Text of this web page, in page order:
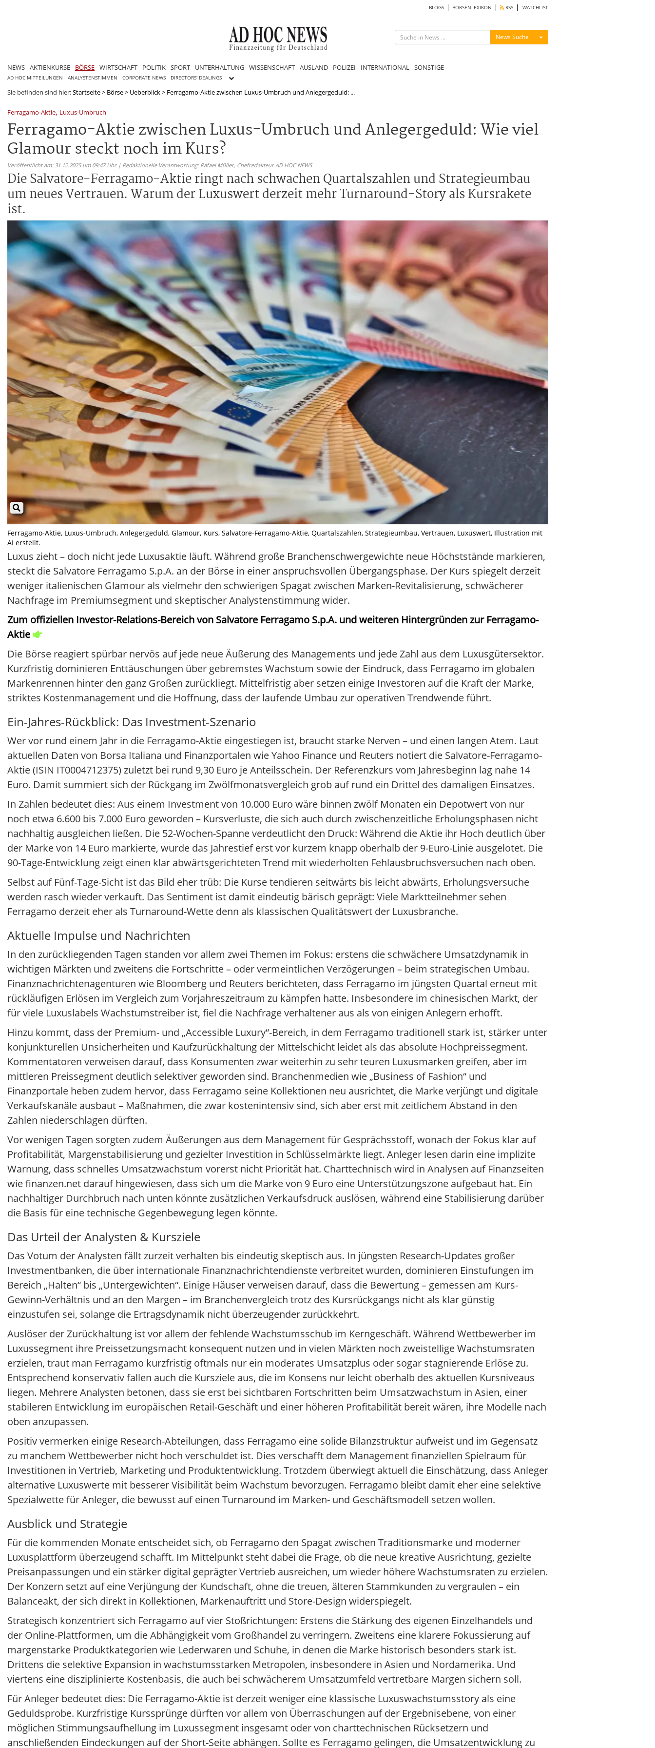
BLOGS BÖRSENLEXIKON RSS WATCHLIST
News Suche Menü ein-/ausblenden
NEWS AKTIENKURSE BÖRSE WIRTSCHAFT POLITIK SPORT UNTERHALTUNG WISSENSCHAFT AUSLAND POLIZEI INTERNATIONAL SONSTIGE
AD HOC MITTEILUNGEN ANALYSTENSTIMMEN CORPORATE NEWS DIRECTORS' DEALINGS
Sie befinden sind hier:Startseite> Börse> Ueberblick> Ferragamo-Aktie zwischen Luxus-Umbruch und Anlegergeduld: ...
Ferragamo-Aktie, Luxus-Umbruch
Ferragamo-Aktie zwischen Luxus-Umbruch und Anlegergeduld: Wie viel
Glamour steckt noch im Kurs?
Veröffentlicht am: 31.12.2025 um 09:47 Uhr | Redaktionelle Verantwortung: Rafael Müller, Chefredakteur AD HOC NEWS
Die Salvatore-Ferragamo-Aktie ringt nach schwachen Quartalszahlen und Strategieumbau
um neues Vertrauen. Warum der Luxuswert derzeit mehr Turnaround-Story als Kursrakete
ist.
Ferragamo-Aktie, Luxus-Umbruch, Anlegergeduld, Glamour, Kurs, Salvatore-Ferragamo-Aktie, Quartalszahlen, Strategieumbau, Vertrauen, Luxuswert, Illustration mit
AI erstellt.
Luxus zieht – doch nicht jede Luxusaktie läuft. Während große Branchenschwergewichte neue Höchststände markieren,
steckt die Salvatore Ferragamo S.p.A. an der Börse in einer anspruchsvollen Übergangsphase. Der Kurs spiegelt derzeit
weniger italienischen Glamour als vielmehr den schwierigen Spagat zwischen Marken-Revitalisierung, schwächerer
Nachfrage im Premiumsegment und skeptischer Analystenstimmung wider.
Zum offiziellen Investor-Relations-Bereich von Salvatore Ferragamo S.p.A. und weiteren Hintergründen zur Ferragamo-
Aktie
Die Börse reagiert spürbar nervös auf jede neue Äußerung des Managements und jede Zahl aus dem Luxusgütersektor.
Kurzfristig dominieren Enttäuschungen über gebremstes Wachstum sowie der Eindruck, dass Ferragamo im globalen
Markenrennen hinter den ganz Großen zurückliegt. Mittelfristig aber setzen einige Investoren auf die Kraft der Marke,
striktes Kostenmanagement und die Hoffnung, dass der laufende Umbau zur operativen Trendwende führt.
Ein-Jahres-Rückblick: Das Investment-Szenario
Wer vor rund einem Jahr in die Ferragamo-Aktie eingestiegen ist, braucht starke Nerven – und einen langen Atem. Laut
aktuellen Daten von Borsa Italiana und Finanzportalen wie Yahoo Finance und Reuters notiert die Salvatore-Ferragamo-
Aktie (ISIN IT0004712375) zuletzt bei rund 9,30 Euro je Anteilsschein. Der Referenzkurs vom Jahresbeginn lag nahe 14
Euro. Damit summiert sich der Rückgang im Zwölfmonatsvergleich grob auf rund ein Drittel des damaligen Einsatzes.
In Zahlen bedeutet dies: Aus einem Investment von 10.000 Euro wäre binnen zwölf Monaten ein Depotwert von nur
noch etwa 6.600 bis 7.000 Euro geworden – Kursverluste, die sich auch durch zwischenzeitliche Erholungsphasen nicht
nachhaltig ausgleichen ließen. Die 52-Wochen-Spanne verdeutlicht den Druck: Während die Aktie ihr Hoch deutlich über
der Marke von 14 Euro markierte, wurde das Jahrestief erst vor kurzem knapp oberhalb der 9-Euro-Linie ausgelotet. Die
90-Tage-Entwicklung zeigt einen klar abwärtsgerichteten Trend mit wiederholten Fehlausbruchsversuchen nach oben.
Selbst auf Fünf-Tage-Sicht ist das Bild eher trüb: Die Kurse tendieren seitwärts bis leicht abwärts, Erholungsversuche
werden rasch wieder verkauft. Das Sentiment ist damit eindeutig bärisch geprägt: Viele Marktteilnehmer sehen
Ferragamo derzeit eher als Turnaround-Wette denn als klassischen Qualitätswert der Luxusbranche.
Aktuelle Impulse und Nachrichten
In den zurückliegenden Tagen standen vor allem zwei Themen im Fokus: erstens die schwächere Umsatzdynamik in
wichtigen Märkten und zweitens die Fortschritte – oder vermeintlichen Verzögerungen – beim strategischen Umbau.
Finanznachrichtenagenturen wie Bloomberg und Reuters berichteten, dass Ferragamo im jüngsten Quartal erneut mit
rückläufigen Erlösen im Vergleich zum Vorjahreszeitraum zu kämpfen hatte. Insbesondere im chinesischen Markt, der
für viele Luxuslabels Wachstumstreiber ist, fiel die Nachfrage verhaltener aus als von einigen Anlegern erhofft.
Hinzu kommt, dass der Premium- und „Accessible Luxury“-Bereich, in dem Ferragamo traditionell stark ist, stärker unter
konjunkturellen Unsicherheiten und Kaufzurückhaltung der Mittelschicht leidet als das absolute Hochpreissegment.
Kommentatoren verweisen darauf, dass Konsumenten zwar weiterhin zu sehr teuren Luxusmarken greifen, aber im
mittleren Preissegment deutlich selektiver geworden sind. Branchenmedien wie „Business of Fashion“ und
Finanzportale heben zudem hervor, dass Ferragamo seine Kollektionen neu ausrichtet, die Marke verjüngt und digitale
Verkaufskanäle ausbaut – Maßnahmen, die zwar kostenintensiv sind, sich aber erst mit zeitlichem Abstand in den
Zahlen niederschlagen dürften.
Vor wenigen Tagen sorgten zudem Äußerungen aus dem Management für Gesprächsstoff, wonach der Fokus klar auf
Profitabilität, Margenstabilisierung und gezielter Investition in Schlüsselmärkte liegt. Anleger lesen darin eine implizite
Warnung, dass schnelles Umsatzwachstum vorerst nicht Priorität hat. Charttechnisch wird in Analysen auf Finanzseiten
wie finanzen.net darauf hingewiesen, dass sich um die Marke von 9 Euro eine Unterstützungszone aufgebaut hat. Ein
nachhaltiger Durchbruch nach unten könnte zusätzlichen Verkaufsdruck auslösen, während eine Stabilisierung darüber
die Basis für eine technische Gegenbewegung legen könnte.
Das Urteil der Analysten & Kursziele
Das Votum der Analysten fällt zurzeit verhalten bis eindeutig skeptisch aus. In jüngsten Research-Updates großer
Investmentbanken, die über internationale Finanznachrichtendienste verbreitet wurden, dominieren Einstufungen im
Bereich „Halten“ bis „Untergewichten“. Einige Häuser verweisen darauf, dass die Bewertung – gemessen am Kurs-
Gewinn-Verhältnis und an den Margen – im Branchenvergleich trotz des Kursrückgangs nicht als klar günstig
einzustufen sei, solange die Ertragsdynamik nicht überzeugender zurückkehrt.
Auslöser der Zurückhaltung ist vor allem der fehlende Wachstumsschub im Kerngeschäft. Während Wettbewerber im
Luxussegment ihre Preissetzungsmacht konsequent nutzen und in vielen Märkten noch zweistellige Wachstumsraten
erzielen, traut man Ferragamo kurzfristig oftmals nur ein moderates Umsatzplus oder sogar stagnierende Erlöse zu.
Entsprechend konservativ fallen auch die Kursziele aus, die im Konsens nur leicht oberhalb des aktuellen Kursniveaus
liegen. Mehrere Analysten betonen, dass sie erst bei sichtbaren Fortschritten beim Umsatzwachstum in Asien, einer
stabileren Entwicklung im europäischen Retail-Geschäft und einer höheren Profitabilität bereit wären, ihre Modelle nach
oben anzupassen.
Positiv vermerken einige Research-Abteilungen, dass Ferragamo eine solide Bilanzstruktur aufweist und im Gegensatz
zu manchem Wettbewerber nicht hoch verschuldet ist. Dies verschafft dem Management finanziellen Spielraum für
Investitionen in Vertrieb, Marketing und Produktentwicklung. Trotzdem überwiegt aktuell die Einschätzung, dass Anleger
alternative Luxuswerte mit besserer Visibilität beim Wachstum bevorzugen. Ferragamo bleibt damit eher eine selektive
Spezialwette für Anleger, die bewusst auf einen Turnaround im Marken- und Geschäftsmodell setzen wollen.
Ausblick und Strategie
Für die kommenden Monate entscheidet sich, ob Ferragamo den Spagat zwischen Traditionsmarke und moderner
Luxusplattform überzeugend schafft. Im Mittelpunkt steht dabei die Frage, ob die neue kreative Ausrichtung, gezielte
Preisanpassungen und ein stärker digital geprägter Vertrieb ausreichen, um wieder höhere Wachstumsraten zu erzielen.
Der Konzern setzt auf eine Verjüngung der Kundschaft, ohne die treuen, älteren Stammkunden zu vergraulen – ein
Balanceakt, der sich direkt in Kollektionen, Markenauftritt und Store-Design widerspiegelt.
Strategisch konzentriert sich Ferragamo auf vier Stoßrichtungen: Erstens die Stärkung des eigenen Einzelhandels und
der Online-Plattformen, um die Abhängigkeit vom Großhandel zu verringern. Zweitens eine klarere Fokussierung auf
margenstarke Produktkategorien wie Lederwaren und Schuhe, in denen die Marke historisch besonders stark ist.
Drittens die selektive Expansion in wachstumsstarken Metropolen, insbesondere in Asien und Nordamerika. Und
viertens eine disziplinierte Kostenbasis, die auch bei schwächerem Umsatzumfeld vertretbare Margen sichern soll.
Für Anleger bedeutet dies: Die Ferragamo-Aktie ist derzeit weniger eine klassische Luxuswachstumsstory als eine
Geduldsprobe. Kurzfristige Kurssprünge dürften vor allem von Überraschungen auf der Ergebnisebene, von einer
möglichen Stimmungsaufhellung im Luxussegment insgesamt oder von charttechnischen Rücksetzern und
anschließenden Eindeckungen auf der Short-Seite abhängen. Sollte es Ferragamo gelingen, die Umsatzentwicklung zu